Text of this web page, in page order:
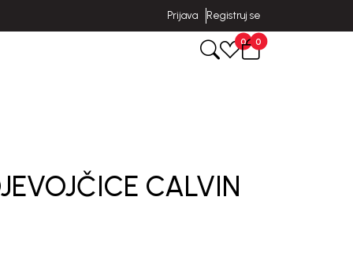
Prijava Registruj se
0 0
CALVIN